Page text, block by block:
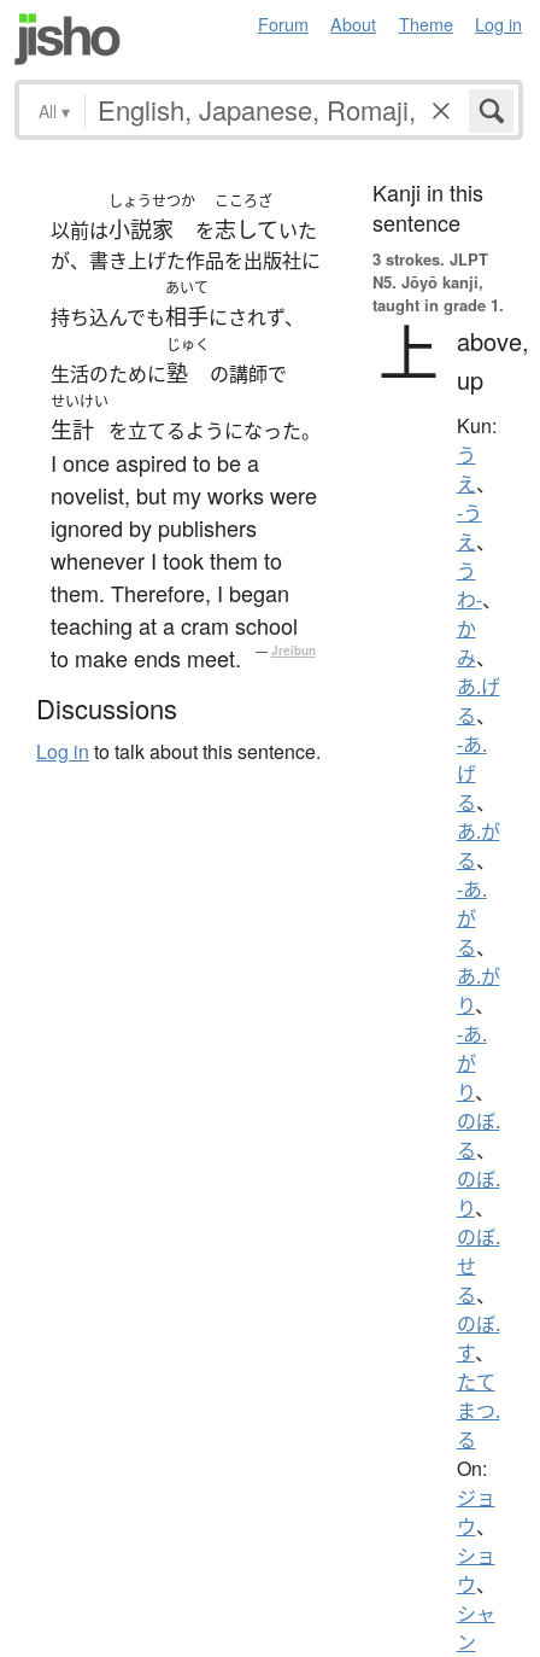
Forum About Theme Log in
All ▾
以前は
しょうせつか
小説家 を
こころざ
志していた
が、書き上げた作品を出版社に
持ち込んでも
あいて
相手にされず、
生活のために
じゅく
塾 の講師で
せいけい
生計 を立てるようになった。
I once aspired to be a
novelist, but my works were
ignored by publishers
whenever I took them to
them. Therefore, I began
teaching at a cram school
to make ends meet.
— Jreibun
Discussions
Log in to talk about this sentence.
Kanji in this
sentence
3 strokes. JLPT
N5. Jōyō kanji,
taught in grade 1.
上
above,
up
Kun:
う
え、
-う
え、
う
わ-、
か
み、
あ.げ
る、
-あ.
げ
る、
あ.が
る、
-あ.
が
る、
あ.が
り、
-あ.
が
り、
のぼ.
る、
のぼ.
り、
のぼ.
せ
る、
のぼ.
す、
たて
まつ.
る
On:
ジョ
ウ、
ショ
ウ、
シャ
ン